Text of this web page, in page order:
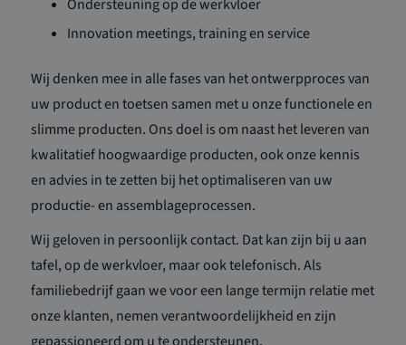
Ondersteuning op de werkvloer
Innovation meetings, training en service
Wij denken mee in alle fases van het ontwerpproces van
uw product en toetsen samen met u onze functionele en
slimme producten. Ons doel is om naast het leveren van
kwalitatief hoogwaardige producten, ook onze kennis
en advies in te zetten bij het optimaliseren van uw
productie- en assemblageprocessen.
Wij geloven in persoonlijk contact. Dat kan zijn bij u aan
tafel, op de werkvloer, maar ook telefonisch. Als
familiebedrijf gaan we voor een lange termijn relatie met
onze klanten, nemen verantwoordelijkheid en zijn